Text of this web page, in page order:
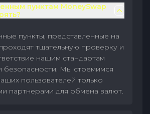
пунктам MoneySwap
пункты, представленные на
тщательную проверку и
нашим стандартам
безопасности. Мы стремимся
пользователей только
партнерами для обмена валют.